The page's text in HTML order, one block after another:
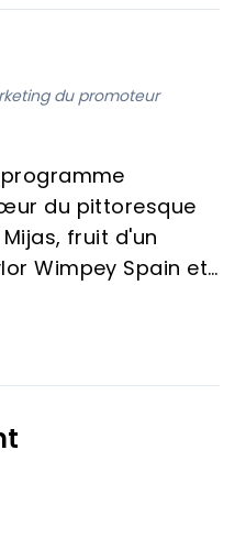
du promoteur
du pittoresque
fruit d'un
Wimpey Spain et
de biens
penthouses et
de 1
logement offre des
finitions
espaces